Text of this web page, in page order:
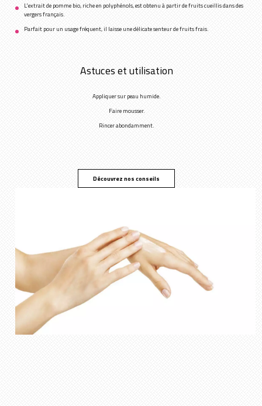
L'extrait de pomme bio, riche en polyphénols, est obtenu à partir de fruits cueillis dans des
vergers français.
Parfait pour un usage fréquent, il laisse une délicate senteur de fruits frais.
Astuces et utilisation
Appliquer sur peau humide.
Faire mousser.
Rincer abondamment.
Découvrez nos conseils